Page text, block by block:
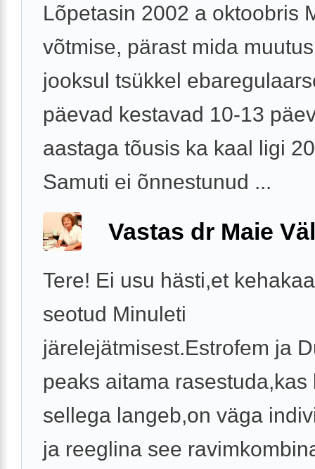
Lõpetasin 2002 a oktoobris
võtmise, pärast mida
jooksul tsükkel
päevad kestavad 10-13
aastaga tõusis ka kaal ligi
Samuti ei õnnestunud ...
Vastas dr Maie
Tere! Ei usu hästi,et
seotud Minuleti
järelejätmisest.Estrofem ja
peaks aitama rasestuda,kas
sellega langeb,on väga
ja reeglina see